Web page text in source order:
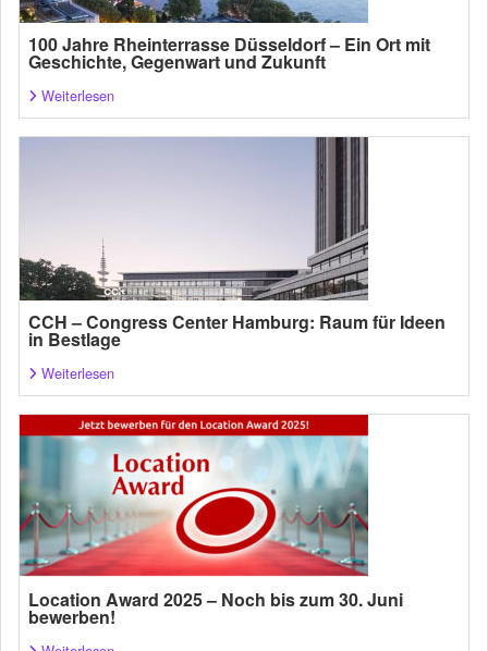
100 Jahre Rheinterrasse Düsseldorf – Ein Ort mit
Geschichte, Gegenwart und Zukunft
Weiterlesen
CCH – Congress Center Hamburg: Raum für Ideen
in Bestlage
Weiterlesen
Location Award 2025 – Noch bis zum 30. Juni
bewerben!